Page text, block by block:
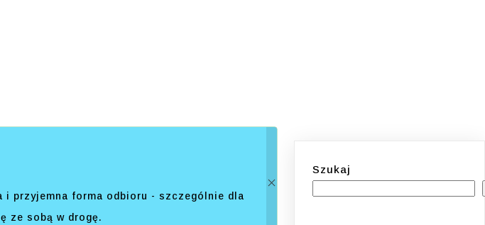
i przyjemna forma odbioru - szczególnie dla
ze sobą w drogę.
Szukaj